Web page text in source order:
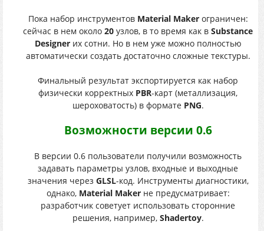
Пока набор инструментов Material Makerограничен:
сейчас в нем около 20 узлов, в то время как в Substance
Designerих сотни. Но в нем уже можно полностью
автоматически создать достаточно сложные текстуры.
Финальный результат экспортируется как набор
физически корректных PBR-карт (металлизация,
шероховатость) в формате PNG.
Возможности версии 0.6
В версии 0.6 пользователи получили возможность
задавать параметры узлов, входные и выходные
значения через GLSL-код. Инструменты диагностики,
однако, Material Makerне предусматривает:
разработчик советует использовать сторонние
решения, например, Shadertoy.